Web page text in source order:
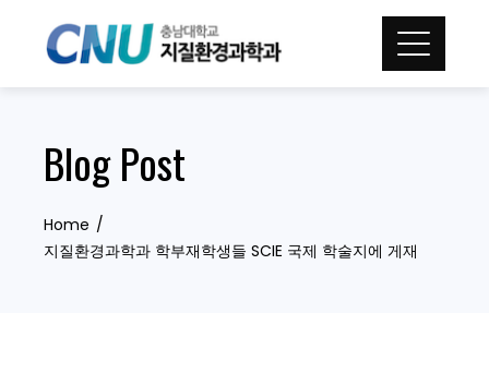
Blog Post
Home
지질환경과학과 학부재학생들 SCIE 국제 학술지에 게재